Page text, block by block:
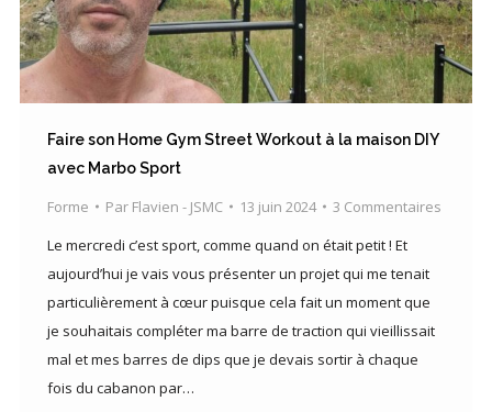
Faire son Home Gym Street Workout à la maison DIY
avec Marbo Sport
Forme Par Flavien - JSMC 13 juin 2024
3 Commentaires
Le mercredi c’est sport, comme quand on était petit ! Et
aujourd’hui je vais vous présenter un projet qui me tenait
particulièrement à cœur puisque cela fait un moment que
je souhaitais compléter ma barre de traction qui vieillissait
mal et mes barres de dips que je devais sortir à chaque
fois du cabanon par…